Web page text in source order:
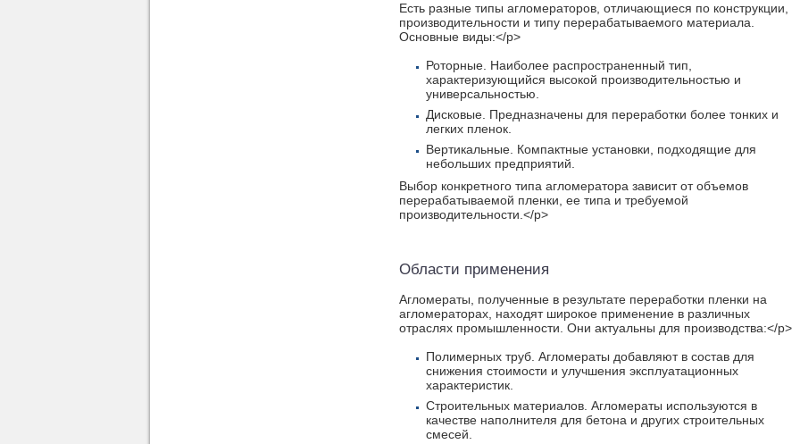
Есть разные типы агломераторов, отличающиеся по конструкции,
производительности и типу перерабатываемого материала.
Основные виды:</p>
Роторные. Наиболее распространенный тип,
характеризующийся высокой производительностью и
универсальностью.
Дисковые. Предназначены для переработки более тонких и
легких пленок.
Вертикальные. Компактные установки, подходящие для
небольших предприятий.
Выбор конкретного типа агломератора зависит от объемов
перерабатываемой пленки, ее типа и требуемой
производительности.</p>
Области применения
Агломераты, полученные в результате переработки пленки на
агломераторах, находят широкое применение в различных
отраслях промышленности. Они актуальны для производства:</p>
Полимерных труб. Агломераты добавляют в состав для
снижения стоимости и улучшения эксплуатационных
характеристик.
Строительных материалов. Агломераты используются в
качестве наполнителя для бетона и других строительных
смесей.